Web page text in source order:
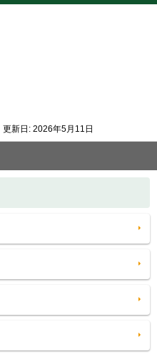
更新日: 2026年5月11日